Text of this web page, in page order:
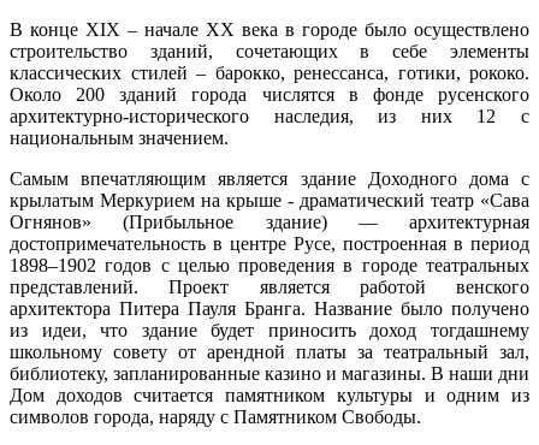
В конце XIX – начале XX века в городе было осуществлено
строительство зданий, сочетающих в себе элементы
классических стилей – барокко, ренессанса, готики, рококо.
Около 200 зданий города числятся в фонде русенского
архитектурно-исторического наследия, из них 12 с
национальным значением.
Самым впечатляющим является здание Доходного дома с
крылатым Меркурием на крыше - драматический театр «Сава
Огнянов» (Прибыльное здание) — архитектурная
достопримечательность в центре Русе, построенная в период
1898–1902 годов с целью проведения в городе театральных
представлений. Проект является работой венского
архитектора Питера Пауля Бранга. Название было получено
из идеи, что здание будет приносить доход тогдашнему
школьному совету от арендной платы за театральный зал,
библиотеку, запланированные казино и магазины. В наши дни
Дом доходов считается памятником культуры и одним из
символов города, наряду с Памятником Свободы.